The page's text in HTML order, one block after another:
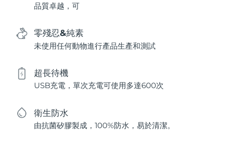
品質卓越，可
零殘忍&純素
未使用任何動物進行產品生產和測試
超長待機
USB充電，單次充電可使用多達600次
衛生防水
由抗菌矽膠製成，100%防水，易於清潔。